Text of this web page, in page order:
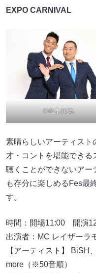
EXPO CARNIVAL
©吉本興業
素晴らしいアーティスト
才・コントを堪能でき
聴くことができないアー
も存分に楽しめるFes最
す。
時間：開場11:00 開演
出演者：MC レイザーラ
【アーティスト】
more（※50音順）